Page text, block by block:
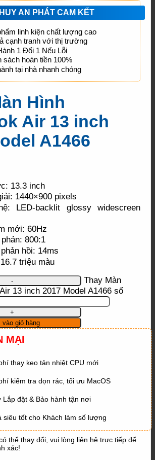
HUY AN PHÁT CAM KẾT
linh kiện chất lượng cao
cạnh tranh với thị trường
1 Đổi 1 Nếu Lỗi
sách hoàn tiền 100%
tại nhà nhanh chóng
Hình
Air 13 inch
A1466
13.3 inch
1440×900 pixels
LED-backlit glossy widescreen
mới: 60Hz
800:1
hồi: 14ms
triệu màu
Thay Màn
13 inch 2017 Model A1466 số
vào giỏ hàng
MẠI
thay keo tản nhiệt CPU mới
kiểm tra dọn rác, tối ưu MacOS
Lắp đặt & Bảo hành tận nơi
siêu tốt cho Khách làm số lượng
thể thay đổi, vui lòng liên hệ trực tiếp để
xác!